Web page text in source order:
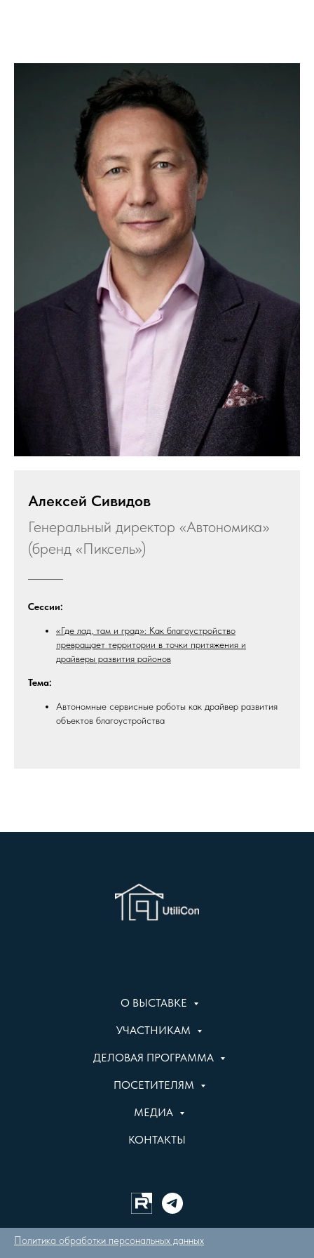
Алексей Сивидов
Генеральный директор «Автономика»
(бренд «Пиксель»)
Сессии:
«Где лад, там и град»: Как благоустройство
превращает территории в точки притяжения и
драйверы развития районов
Тема:
Автономные сервисные роботы как драйвер развития
объектов благоустройства
О ВЫСТАВКЕ
УЧАСТНИКАМ
ДЕЛОВАЯ ПРОГРАММА
ПОСЕТИТЕЛЯМ
МЕДИА
КОНТАКТЫ
Политика обработки персональных данных